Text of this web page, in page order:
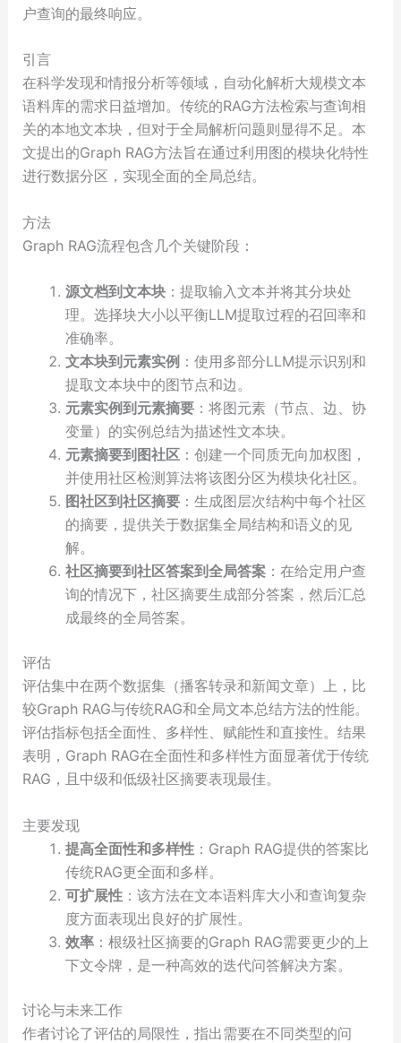
户查询的最终响应。
引言
在科学发现和情报分析等领域，自动化解析大规模文本
语料库的需求日益增加。传统的RAG方法检索与查询相
关的本地文本块，但对于全局解析问题则显得不足。本
文提出的Graph RAG方法旨在通过利用图的模块化特性
进行数据分区，实现全面的全局总结。
方法
Graph RAG流程包含几个关键阶段：
源文档到文本块：提取输入文本并将其分块处
理。选择块大小以平衡LLM提取过程的召回率和
准确率。
文本块到元素实例 ：使用多部分LLM提示识别和
提取文本块中的图节点和边。
元素实例到元素摘要：将图元素（节点、边、协
变量）的实例总结为描述性文本块。
元素摘要到图社区：创建一个同质无向加权图，
并使用社区检测算法将该图分区为模块化社区。
图社区到社区摘要：生成图层次结构中每个社区
的摘要，提供关于数据集全局结构和语义的见
解。
社区摘要到社区答案到全局答案：在给定用户查
询的情况下，社区摘要生成部分答案，然后汇总
成最终的全局答案。
评估
评估集中在两个数据集（播客转录和新闻文章）上，比
较Graph RAG与传统RAG和全局文本总结方法的性能。
评估指标包括全面性、多样性、赋能性和直接性。结果
表明，Graph RAG在全面性和多样性方面显著优于传统
RAG，且中级和低级社区摘要表现最佳。
主要发现
提高全面性和多样性：Graph RAG提供的答案比
传统RAG更全面和多样。
可扩展性：该方法在文本语料库大小和查询复杂
度方面表现出良好的扩展性。
效率：根级社区摘要的Graph RAG需要更少的上
下文令牌，是一种高效的迭代问答解决方案。
讨论与未来工作
作者讨论了评估的局限性，指出需要在不同类型的问